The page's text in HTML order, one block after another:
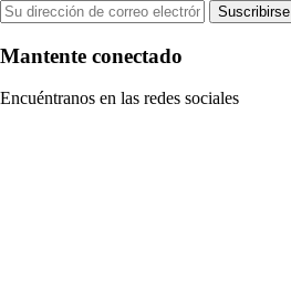
Suscribirse
Mantente conectado
Encuéntranos en las redes sociales